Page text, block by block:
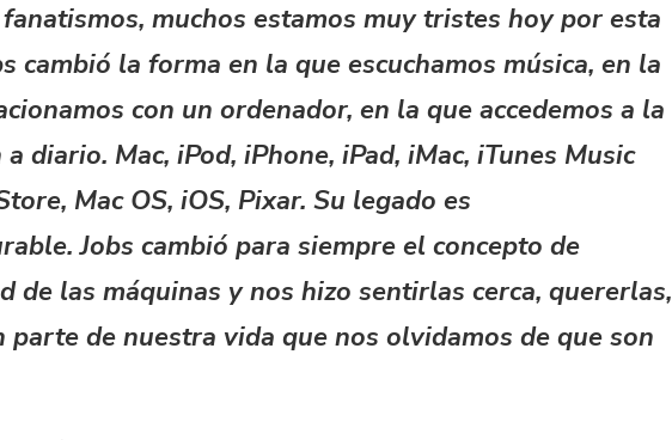
muchos estamos muy tristes hoy por esta
cambió la forma en la que escuchamos música, en la
con un ordenador, en la que accedemos a la
diario. Mac, iPod, iPhone, iPad, iMac, iTunes Music
Mac OS, iOS, Pixar. Su legado es
Jobs cambió para siempre el concepto de
de las máquinas y nos hizo sentirlas cerca, quererlas,
parte de nuestra vida que nos olvidamos de que son